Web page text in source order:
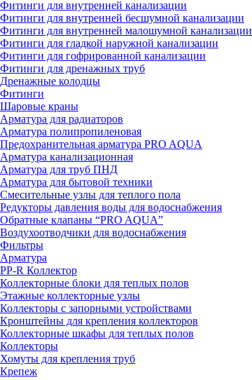
Фитинги для внутренней канализации
Фитинги для внутренней бесшумной канализации
Фитинги для внутренней малошумной канализации
Фитинги для гладкой наружной канализации
Фитинги для гофрированной канализации
Фитинги для дренажных труб
Дренажные колодцы
Фитинги
Шаровые краны
Арматура для радиаторов
Арматура полипропиленовая
Предохранительная арматура PRO AQUA
Арматура канализационная
Арматура для труб ПНД
Арматура для бытовой техники
Смесительные узлы для теплого пола
Редукторы давления воды для водоснабжения
Обратные клапаны “PRO AQUA”
Воздухоотводчики для водоснабжения
Фильтры
Арматура
PP-R Коллектор
Коллекторные блоки для теплых полов
Этажные коллекторные узлы
Коллекторы с запорными устройствами
Кронштейны для крепления коллекторов
Коллекторные шкафы для теплых полов
Коллекторы
Хомуты для крепления труб
Крепеж